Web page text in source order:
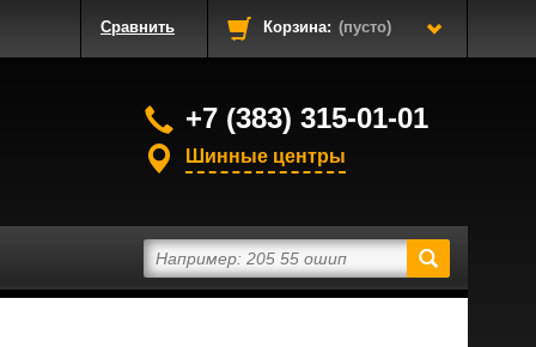
Сравнить Корзина: (пусто)
+7 (383) 315-01-01
Шинные центры